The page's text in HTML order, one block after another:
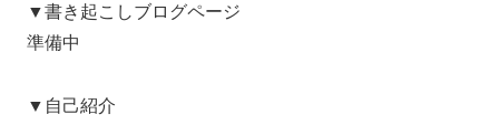
▼書き起こしブログページ
準備中
▼自己紹介